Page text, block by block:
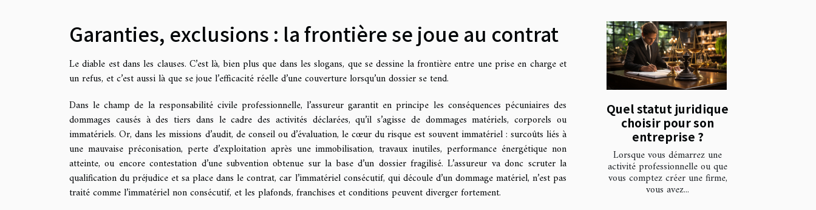
Garanties, exclusions : la frontière se joue au contrat
Le diable est dans les clauses. C’est là, bien plus que dans les slogans, que se dessine la frontière entre une prise en charge et
un refus, et c’est aussi là que se joue l’efficacité réelle d’une couverture lorsqu’un dossier se tend.
Dans le champ de la responsabilité civile professionnelle, l’assureur garantit en principe les conséquences pécuniaires des
dommages causés à des tiers dans le cadre des activités déclarées, qu’il s’agisse de dommages matériels, corporels ou
immatériels. Or, dans les missions d’audit, de conseil ou d’évaluation, le cœur du risque est souvent immatériel : surcoûts liés à
une mauvaise préconisation, perte d’exploitation après une immobilisation, travaux inutiles, performance énergétique non
atteinte, ou encore contestation d’une subvention obtenue sur la base d’un dossier fragilisé. L’assureur va donc scruter la
qualification du préjudice et sa place dans le contrat, car l’immatériel consécutif, qui découle d’un dommage matériel, n’est pas
traité comme l’immatériel non consécutif, et les plafonds, franchises et conditions peuvent diverger fortement.
Quel statut juridique
choisir pour son
entreprise ?
Lorsque vous démarrez une
activité professionnelle ou que
vous comptez créer une firme,
vous avez...